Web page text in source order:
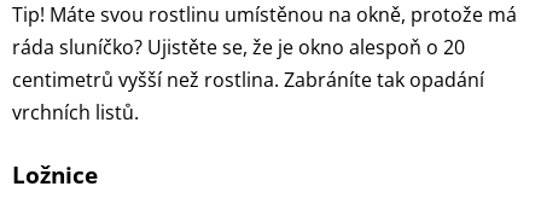
Tip! Máte svou rostlinu umístěnou na okně, protože má
ráda sluníčko? Ujistěte se, že je okno alespoň o 20
centimetrů vyšší než rostlina. Zabráníte tak opadání
vrchních listů.
Ložnice